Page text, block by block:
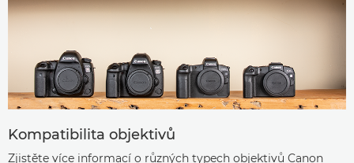
Kompatibilita objektivů
Zjistěte více informací o různých typech objektivů Canon